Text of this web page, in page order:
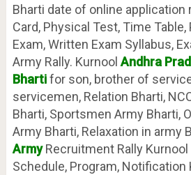
Bharti date of online application
Card, Physical Test, Time Table,
Exam, Written Exam Syllabus,
Army Rally. Kurnool Andhra
Bhartifor son, brother of
servicemen, Relation Bharti,
Bharti, Sportsmen Army Bharti,
Army Bharti, Relaxation in army
ArmyRecruitment Rally Kurnool
Schedule, Program, Notification